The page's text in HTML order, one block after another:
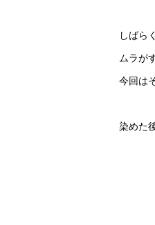
しばら
ムラが
今回は
染めた